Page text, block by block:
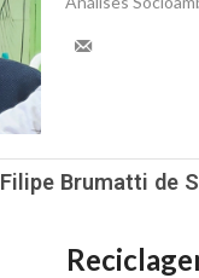
Filipe Brumatti de